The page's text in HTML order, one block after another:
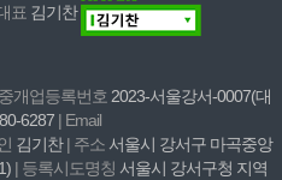
표 김기찬
개업등록번호 2023-서울강서-0007(대
6287 | Email
김기찬| 주소 서울시 강서구 마곡중앙
| 등록시도명칭 서울시 강서구청 지역